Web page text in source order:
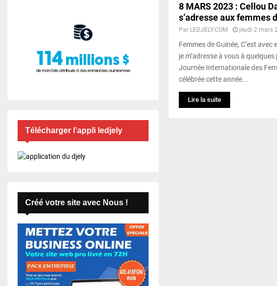
8 MARS 2023 : Cellou
s’adresse aux femmes
Par LEDJELY.COM jeudi 2 mars
Femmes de Guinée, C’est
je m’adresse à vous à quelques
Journée Internationale des
célébrée cette année...
Lire la suite
Télécharger l’appli ledjely
Créé votre site avec Nous !